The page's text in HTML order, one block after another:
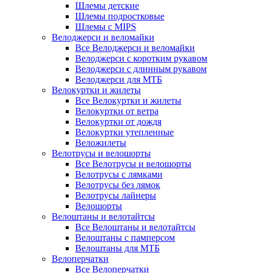
Шлемы детские
Шлемы подростковые
Шлемы с MIPS
Велоджерси и веломайки
Все Велоджерси и веломайки
Велоджерси с коротким рукавом
Велоджерси с длинным рукавом
Велоджерси для МТБ
Велокуртки и жилеты
Все Велокуртки и жилеты
Велокуртки от ветра
Велокуртки от дождя
Велокуртки утепленные
Веложилеты
Велотрусы и велошорты
Все Велотрусы и велошорты
Велотрусы с лямками
Велотрусы без лямок
Велотрусы лайнеры
Велошорты
Велоштаны и велотайтсы
Все Велоштаны и велотайтсы
Велоштаны с памперсом
Велоштаны для МТБ
Велоперчатки
Все Велоперчатки